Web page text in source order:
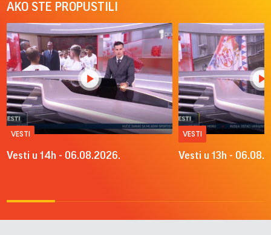
AKO STE PROPUSTILI
VESTI
Vesti u 14h - 06.08.2026.
VESTI
Vesti u 13h -